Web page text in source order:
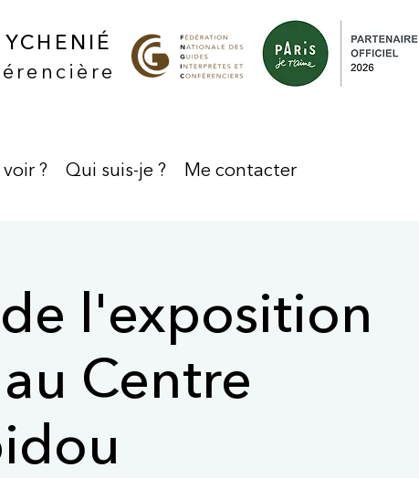
YCHENIÉ
? Qui suis-je ? Me contacter
l'exposition
Centre